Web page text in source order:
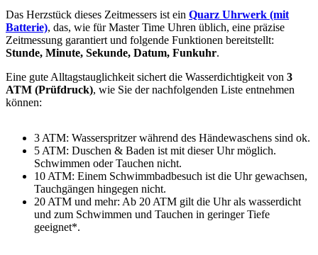
Das Herzstück dieses Zeitmessers ist ein Quarz Uhrwerk (mit
Batterie), das, wie für Master Time Uhren üblich, eine präzise
Zeitmessung garantiert und folgende Funktionen bereitstellt:
Stunde, Minute, Sekunde, Datum, Funkuhr.
Eine gute Alltagstauglichkeit sichert die Wasserdichtigkeit von 3
ATM (Prüfdruck), wie Sie der nachfolgenden Liste entnehmen
können:
3 ATM: Wasserspritzer während des Händewaschens sind ok.
5 ATM: Duschen & Baden ist mit dieser Uhr möglich.
Schwimmen oder Tauchen nicht.
10 ATM: Einem Schwimmbadbesuch ist die Uhr gewachsen,
Tauchgängen hingegen nicht.
20 ATM und mehr: Ab 20 ATM gilt die Uhr als wasserdicht
und zum Schwimmen und Tauchen in geringer Tiefe
geeignet*.